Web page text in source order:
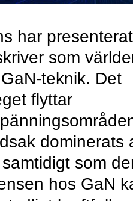
har presenterat
som
teknik. Det
flyttar
dominerats
som
hos GaN